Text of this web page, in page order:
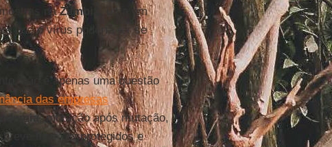
naZâmbia
, uma em
que o vírus poderia ter se
não é apenas uma questão
das empresas
, mutação após mutação,
ficar desprotegidos e